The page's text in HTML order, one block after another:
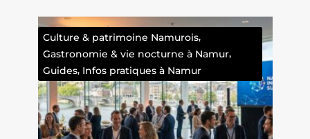
Faits divers namurois